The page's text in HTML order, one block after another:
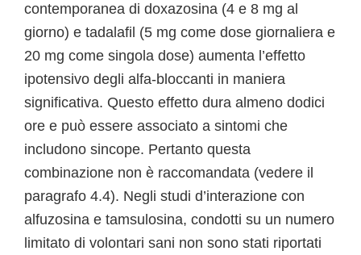
contemporanea di doxazosina (4 e 8 mg al
giorno) e tadalafil (5 mg come dose giornaliera e
20 mg come singola dose) aumenta l’effetto
ipotensivo degli alfa-bloccanti in maniera
significativa. Questo effetto dura almeno dodici
ore e può essere associato a sintomi che
includono sincope. Pertanto questa
combinazione non è raccomandata (vedere il
paragrafo 4.4). Negli studi d’interazione con
alfuzosina e tamsulosina, condotti su un numero
limitato di volontari sani non sono stati riportati